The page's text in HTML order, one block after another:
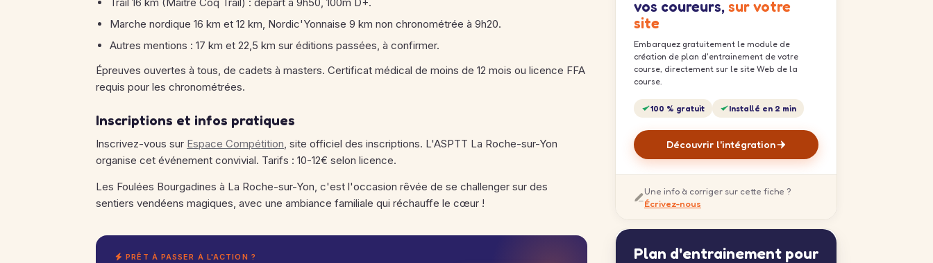
Marche nordique 16 km et 12 km, Nordic'Yonnaise 9 km non chronométrée à 9h20.
Autres mentions : 17 km et 22,5 km sur éditions passées, à confirmer.
Épreuves ouvertes à tous, de cadets à masters. Certificat médical de moins de 12 mois ou licence FFA
requis pour les chronométrées.
Inscriptions et infos pratiques
Inscrivez-vous sur Espace Compétition, site officiel des inscriptions. L'ASPTT La Roche-sur-Yon
organise cet événement convivial. Tarifs : 10-12€ selon licence.
Les Foulées Bourgadines à La Roche-sur-Yon, c'est l'occasion rêvée de se challenger sur des
sentiers vendéens magiques, avec une ambiance familiale qui réchauffe le cœur !
PRÊT À PASSER À L'ACTION ?
vos coureurs, sur votre
site
Embarquez gratuitement le module de
création de plan d'entrainement de votre
course, directement sur le site Web de la
course.
100 % gratuit Installé en 2 min
Découvrir l'intégration
Une info à corriger sur cette fiche ?
Écrivez-nous
Plan d'entrainement pour